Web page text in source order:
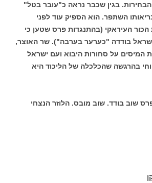
בגין שכבר נראה כ"עובר בטל"
השתפר. הוא הספיק עוד לפני
העיראקי (בהתנגדות פרס שטען כי
בודדה "כערער בערבה"). שר האוצר,
המיסים על סחורות היבוא ועם ישראל
בהרגשה שהכלכלה של הליכוד היא
שוב בודד. שוב מובס. הלוזר הנצחי